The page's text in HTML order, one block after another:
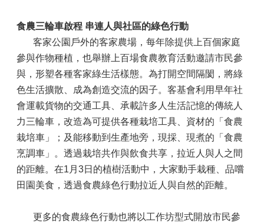
食農三輪車啟程 串連人與社區的綠色行動
客家公園戶外的客家農場，每年除提供上百個家庭
參與作物種植，也舉辦上百場食農教育活動邀請市民參
與，形塑各種客家綠生活樣態。為打開空間隔閡，將綠
色生活擴散、成為創造交流的因子。客基會利用早年社
會運載貨物的交通工具、承載許多人生活記憶的傳統人
力三輪車，改造為可提供各種栽培工具、資材的「食農
栽培車」；及能移動到生產地旁，現採、現煮的「食農
烹調車」。透過栽培共作與飲食共享，拉近人與人之間
的距離。在1月3日的植樹活動中，大家動手栽種、品嚐
田園美食，透過食農綠色行動拉近人與自然的距離。